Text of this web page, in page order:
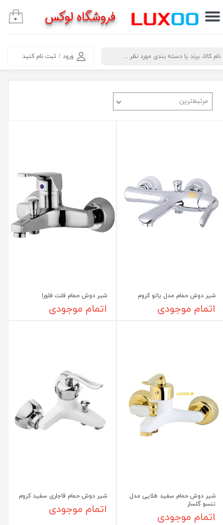
​جستجو ورود / ثبت نام کنید
حساب کاربری من
خروج از حساب کاربری
۰ فروشگاه لوکس
مرتبط‌ترین
شیر دوش حمام مدل یاتو کروم
اتمام موجودی
شیر دوش حمام فلت فلورا
اتمام موجودی
شیر دوش حمام سفید طلایی مدل
تنسو گلسار
اتمام موجودی
شیر دوش حمام قاجاری سفید کروم
اتمام موجودی